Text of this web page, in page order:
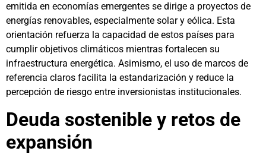
emitida en economías emergentes se dirige a proyectos de
energías renovables, especialmente solar y eólica. Esta
orientación refuerza la capacidad de estos países para
cumplir objetivos climáticos mientras fortalecen su
infraestructura energética. Asimismo, el uso de marcos de
referencia claros facilita la estandarización y reduce la
percepción de riesgo entre inversionistas institucionales.
Deuda sostenible y retos de
expansión